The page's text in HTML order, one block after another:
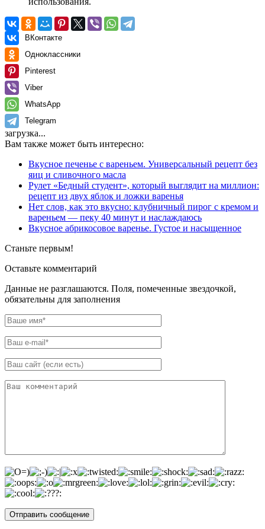
ВКонтакте
Одноклассники
Pinterest
Viber
WhatsApp
Telegram
загрузка...
Вам также может быть интересно:
Вкусное печенье с вареньем. Универсальный рецепт без
яиц и сливочного масла
Рулет «Бедный студент», который выглядит на миллион:
рецепт из двух яблок и ложки варенья
Нет слов, как это вкусно: клубничный пирог с кремом и
вареньем — пеку 40 минут и наслаждаюсь
Вкусное абрикосовое варенье. Густое и насыщенное
Станьте первым!
Оставьте комментарий
Данные не разглашаются. Поля, помеченные звездочкой,
обязательны для заполнения